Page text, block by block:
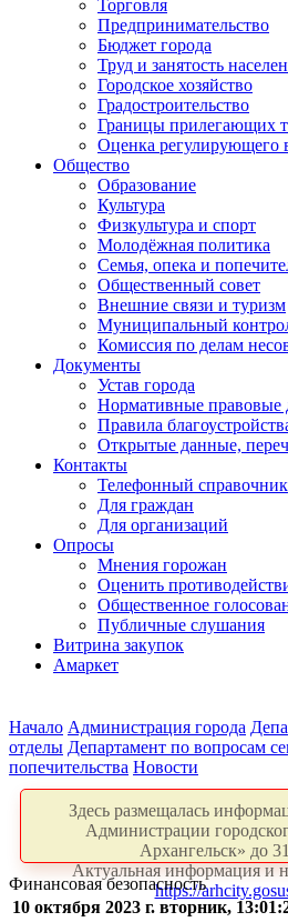
Торговля
Предпринимательство
Бюджет города
Труд и занятость
Городское хозяйство
Градостроительство
Границы прилегающих
Оценка регулирующего
Общество
Образование
Культура
Физкультура и спорт
Молодёжная политика
Семья, опека и
Общественный совет
Внешние связи и туризм
Муниципальный
Комиссия по делам
Документы
Устав города
Нормативные правовые
Правила
Открытые данные,
Контакты
Телефонный справочник
Для граждан
Для организаций
Опросы
Мнения горожан
Оценить
Общественное
Публичные слушания
Витрина закупок
Амаркет
Начало Администрация города
отделы Департамент по вопросам
попечительства Новости
Здесь размещалась
Администрации
Архангельск» до
Актуальная информация и
https://
Финансовая безопасность
10 октября 2023 г. вторник,